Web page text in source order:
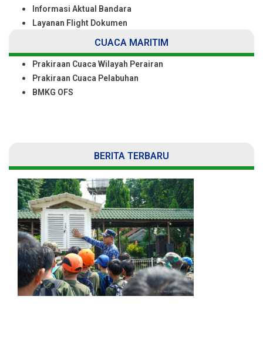
Informasi Aktual Bandara
Layanan Flight Dokumen
CUACA MARITIM
Prakiraan Cuaca Wilayah Perairan
Prakiraan Cuaca Pelabuhan
BMKG OFS
BERITA TERBARU